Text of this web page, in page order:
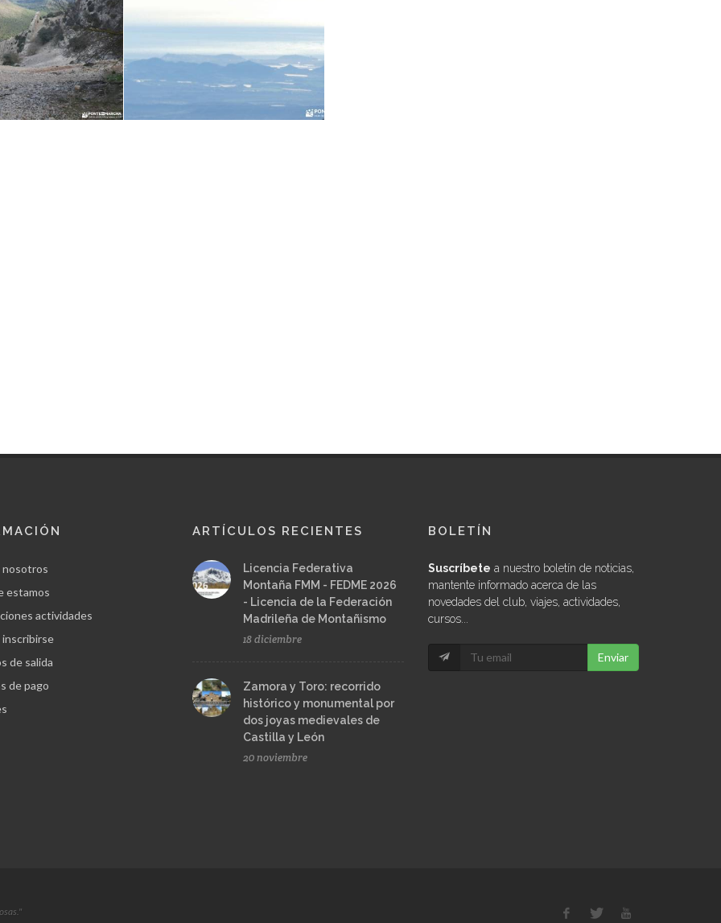
nosotros
estamos
actividades
inscribirse
de salida
de pago
ARTÍCULOS RECIENTES
Licencia Federativa
Montaña FMM - FEDME 2026
- Licencia de la Federación
Madrileña de Montañismo
18 diciembre
Zamora y Toro: recorrido
histórico y monumental por
dos joyas medievales de
Castilla y León
20 noviembre
BOLETÍN
Suscríbete a nuestro boletín de noticias,
mantente informado acerca de las
novedades del club, viajes, actividades,
cursos...
Enviar